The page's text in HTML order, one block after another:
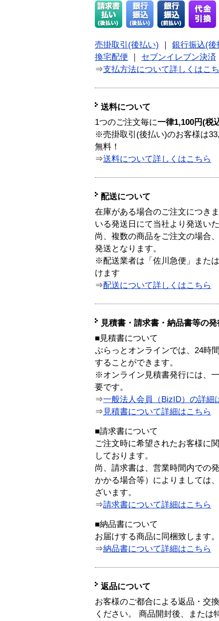
売掛取引(後払い)
銀行振込(後
換宅配便
セブンイレブン決済
⇒支払方法について詳しくはこ
送料について
1つのご注文毎に一律1,100円(税
※売掛取引(後払い)のお客様は
無料！
⇒送料について詳しくはこちら
配送について
在庫がある場合のご注文につき
いる発送日にて当社より発送い
尚、複数の商品をご注文の場合
発送となります。
※配送業者は「佐川急便」また
けます
⇒配送について詳しくはこちら
見積書・請求書・納品書等の
■見積書について
ぷらっとオンラインでは、24時
することができます。
※オンライン見積書発行には、
要です。
⇒一般法人会員（BizID）の詳細
⇒ 見積書について詳細はこちら
■請求書について
ご注文時に希望されたお客様に
しております。
尚、請求書は、営業時間内での
かかる場合等）によりましては
ざいます。
⇒請求書について詳細はこちら
■納品書について
お届けする商品に同梱致します。
⇒納品書について詳細はこちら
返品について
お客様のご都合による返品・交
ください。 商品開封後、または